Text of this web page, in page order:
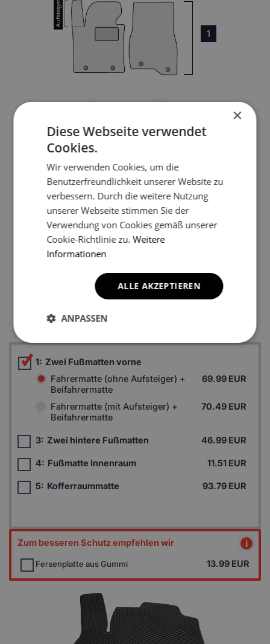
1
4
*Ein Beispielfoto. Das Finalprodukt kann sich abhängig vom
Autofußboden unterscheiden.
1: Zwei Fußmatten vorne
Fahrermatte (ohne Aufsteiger) +
Beifahrermatte
69.99 EUR
Fahrermatte (mit Aufsteiger) +
Beifahrermatte
70.49 EUR
3: Zwei hintere Fußmatten 46.99 EUR
4: Fußmatte Innenraum 11.51 EUR
5: Kofferraummatte 93.79 EUR
Zum besseren Schutz empfehlen wir i
Fersenplatte aus Gummi 13.99 EUR
×
Diese Webseite verwendet
Cookies.
Wir verwenden Cookies, um die
Benutzerfreundlichkeit unserer Website zu
verbessern. Durch die weitere Nutzung
unserer Webseite stimmen Sie der
Verwendung von Cookies gemäß unserer
Cookie-Richtlinie zu.Weitere
Informationen
ALLE AKZEPTIEREN
ANPASSEN